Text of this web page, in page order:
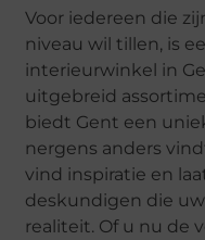
Voor iedereen die
niveau wil tillen, is
interieurwinkel in
uitgebreid
biedt Gent een
nergens anders
vind inspiratie en
deskundigen die
realiteit. Of u nu de